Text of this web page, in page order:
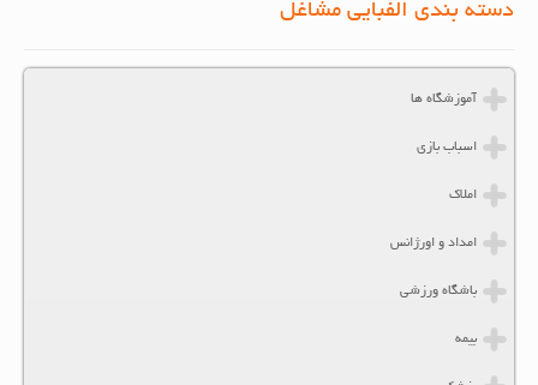
دسته بندی الفبایی مشاغل
آموزشگاه ها
اسباب بازی
املاک
امداد و اورژانس
باشگاه ورزشی
بیمه